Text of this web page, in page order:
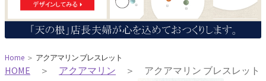
石の名前で選ぶ
パワーストーン一覧
Home ＞ アクアマリン ブレスレット
HOME ＞ アクアマリン ＞ アクアマリン ブレスレット